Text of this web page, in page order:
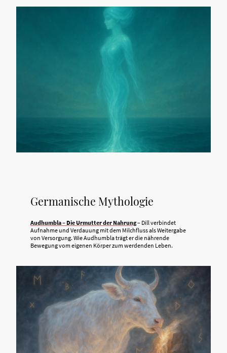
Germanische Mythologie
Audhumbla – Die Urmutter der Nahrung– Dill verbindet
Aufnahme und Verdauung mit dem Milchfluss als Weitergabe
von Versorgung. Wie Audhumbla trägt er die nährende
Bewegung vom eigenen Körper zum werdenden Leben.